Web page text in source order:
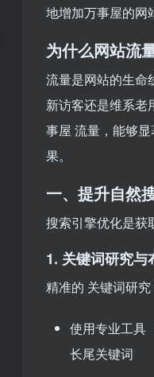
地增加万事屋的网
为什么网站流
流量是网站的生命
新访客还是维系老
事屋 流量，能够
果。
一、提升自然
搜索引擎优化是获
1. 关键词研究与
精准的 关键词研究
使用专业工具
长尾关键词